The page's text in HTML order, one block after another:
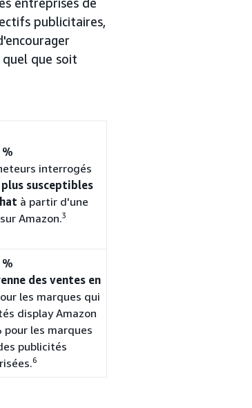
publicitaires,
que soit
%
interrogés
plus susceptibles
à partir d'une
Amazon.3
%
des ventes en
les marques qui
display Amazon
pour les marques
publicités
6